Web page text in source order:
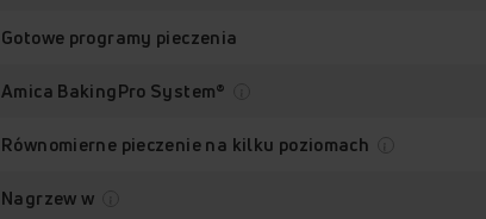
Gotowe programy pieczenia
Amica BakingPro System®
Równomierne pieczenie na kilku poziomach
Nagrzew w